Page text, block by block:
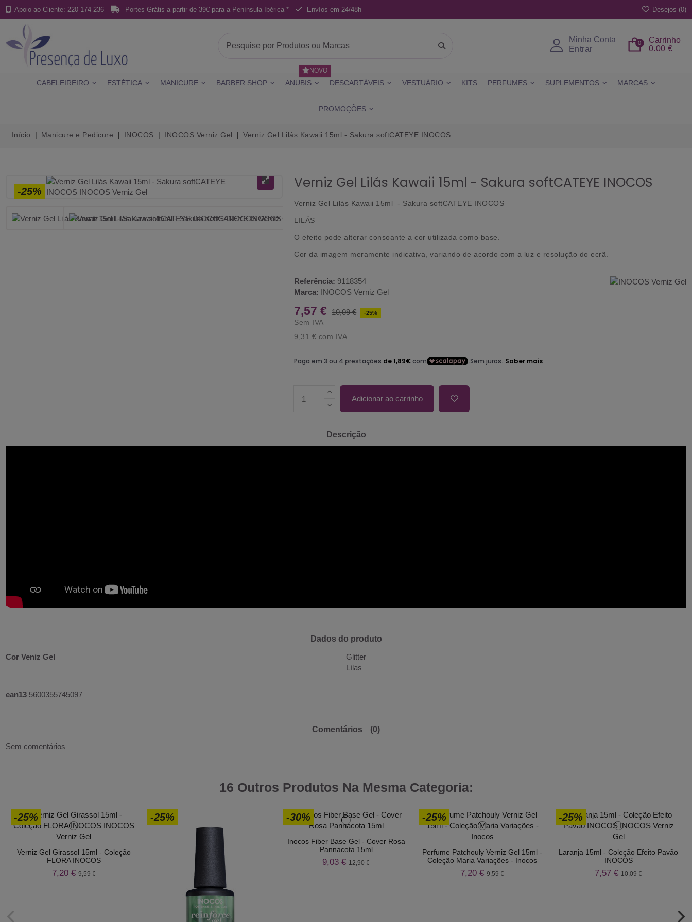
Apoio ao Cliente: 220 174 236 Portes Grátis a partir de 39€ para a Península Ibérica * Envíos em 24/48h Desejos (0)
Minha Conta
Entrar
Carrinho
0
0.00 €
CABELEIREIRO ESTÉTICA MANICURE BARBER SHOP ANUBIS
NOVO
DESCARTÁVEIS VESTUÁRIO KITS PERFUMES SUPLEMENTOS MARCAS
PROMOÇÕES
Início Manicure e Pedicure INOCOS INOCOS Verniz Gel Verniz Gel Lilás Kawaii 15ml - Sakura softCATEYE INOCOS
-25% Verniz Gel Lilás Kawaii 15ml - Sakura softCATEYE INOCOS
Verniz Gel Lilás Kawaii 15ml - Sakura softCATEYE INOCOS
LILÁS
O efeito pode alterar consoante a cor utilizada como base.
Cor da imagem meramente indicativa, variando de acordo com a luz e resolução do ecrã.
Referência: 9118354
Marca: INOCOS Verniz Gel
7,57 € 10,09 € -25%
Sem IVA
9,31 € com IVA
Adicionar ao carrinho
Descrição
Dados do produto
Cor Veniz Gel
Glitter
Lílas
ean13 5600355745097
Comentários
(0)
Sem comentários
16 Outros Produtos Na Mesma Categoria:
-25%
Verniz Gel Girassol 15ml - Coleção
FLORA INOCOS
7,20 € 9,59 €
-25% -30%
Inocos Fiber Base Gel - Cover Rosa
Pannacota 15ml
9,03 €12,90 €
-25%
Perfume Patchouly Verniz Gel 15ml -
Coleção Maria Variações - Inocos
7,20 €9,59 €
-25%
Laranja 15ml - Coleção Efeito Pavão
INOCOS
7,57 € 10,09 €